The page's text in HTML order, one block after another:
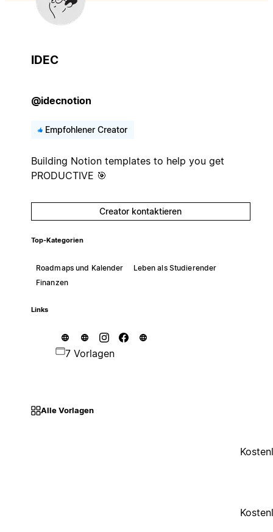
IDEC
@idecnotion
Empfohlener Creator
Building Notion templates to help you get
PRODUCTIVE 🎯
Creator kontaktieren
Top-Kategorien
Roadmaps und Kalender
Leben als Studierender
Finanzen
Links
7 Vorlagen
Alle Vorlagen